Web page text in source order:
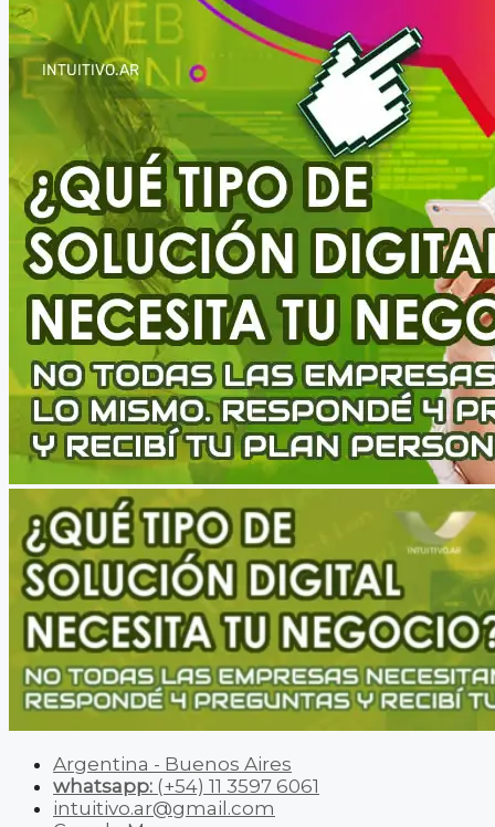
Argentina - Buenos Aires
whatsapp: (+54) 11 3597 6061
intuitivo.ar@gmail.com